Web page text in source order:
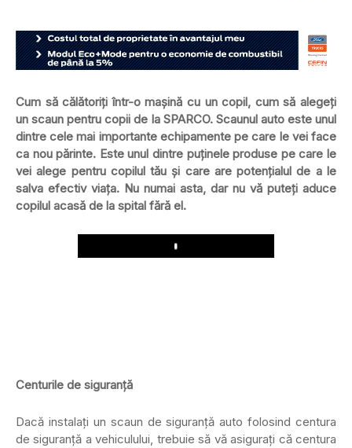
Cum să călătoriți într-o mașină cu un copil, cum să alegeți
un scaun pentru copii de la SPARCO. Scaunul auto este unul
dintre cele mai importante echipamente pe care le vei face
ca nou părinte. Este unul dintre puținele produse pe care le
vei alege pentru copilul tău și care are potențialul de a le
salva efectiv viața. Nu numai asta, dar nu vă puteți aduce
copilul acasă de la spital fără el.
Play
Centurile de siguranță
Dacă instalați un scaun de siguranță auto folosind centura
de siguranță a vehiculului, trebuie să vă asigurați că centura